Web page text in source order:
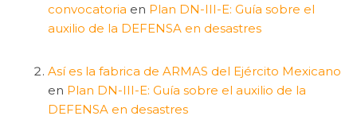
convocatoria en Plan DN-III-E: Guía sobre el
auxilio de la DEFENSA en desastres
Así es la fabrica de ARMAS del Ejército Mexicano
en Plan DN-III-E: Guía sobre el auxilio de la
DEFENSA en desastres